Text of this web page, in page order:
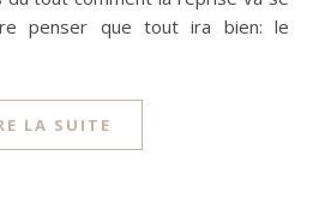
penser que tout ira bien: le
LA SUITE